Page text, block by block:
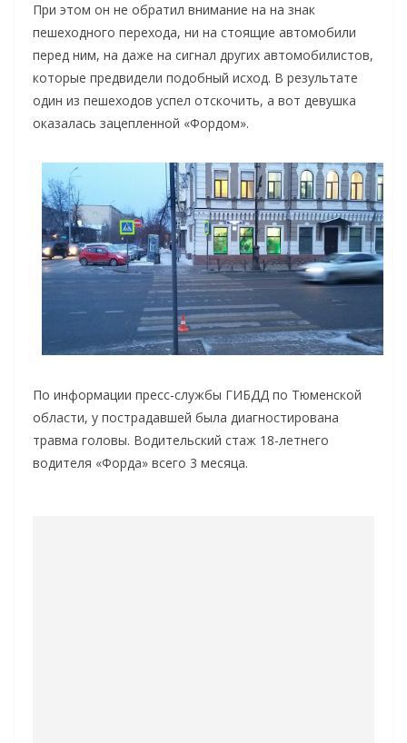
При этом он не обратил внимание на на знак
пешеходного перехода, ни на стоящие автомобили
перед ним, на даже на сигнал других автомобилистов,
которые предвидели подобный исход. В результате
один из пешеходов успел отскочить, а вот девушка
оказалась зацепленной «Фордом».
По информации пресс-службы ГИБДД по Тюменской
области, у пострадавшей была диагностирована
травма головы. Водительский стаж 18-летнего
водителя «Форда» всего 3 месяца.